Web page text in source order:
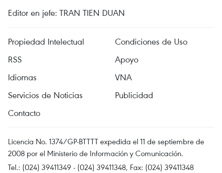
Editor en jefe: TRAN TIEN DUAN
Propiedad Intelectual
Condiciones de Uso
RSS
Apoyo
Idiomas
VNA
Servicios de Noticias
Publicidad
Contacto
Licencia No. 1374/GP-BTTTT expedida el 11 de septiembre de
2008 por el Ministerio de Información y Comunicación.
Tel.: (024) 39411349 - (024) 39411348, Fax: (024) 39411348